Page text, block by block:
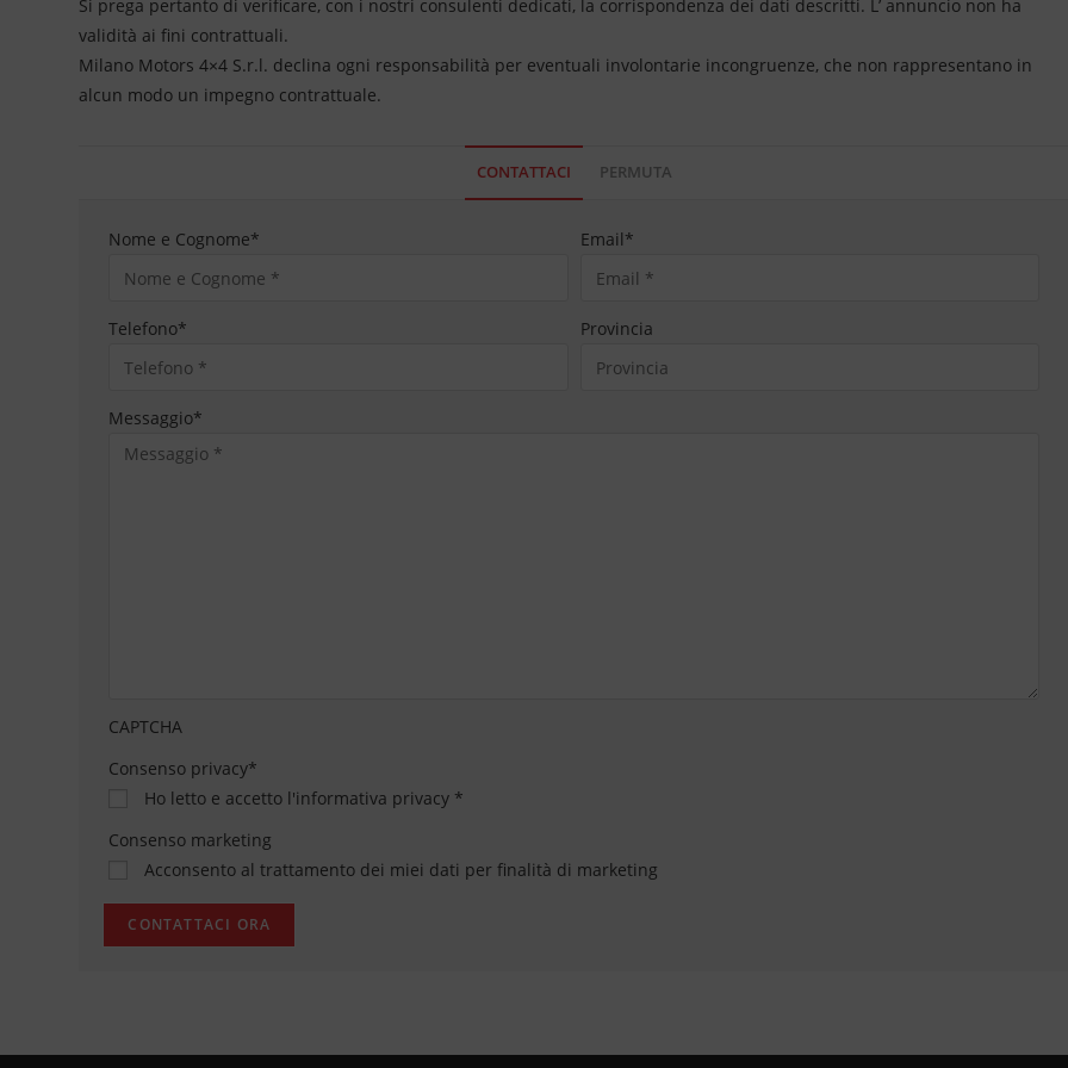
Si prega pertanto di verificare, con i nostri consulenti dedicati, la corrispondenza dei dati descritti. L’ annuncio non ha
validità ai fini contrattuali.
Milano Motors 4×4 S.r.l. declina ogni responsabilità per eventuali involontarie incongruenze, che non rappresentano in
alcun modo un impegno contrattuale.
CONTATTACI PERMUTA
Nome e Cognome* Email*
Telefono* Provincia
Messaggio*
CAPTCHA
Consenso privacy*
Ho letto e accetto l'informativa privacy *
Consenso marketing
Acconsento al trattamento dei miei dati per finalità di marketing